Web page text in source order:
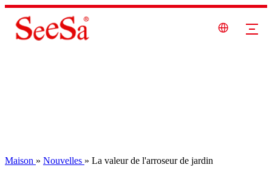
Maison » Nouvelles » La valeur de l'arroseur de jardin